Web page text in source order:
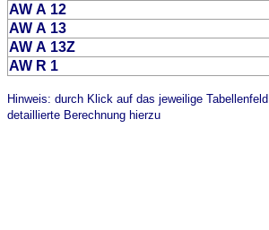
AW A 12
AW A 13
AW A 13Z
AW R 1
Hinweis: durch Klick auf das jeweilige
detaillierte Berechnung hierzu